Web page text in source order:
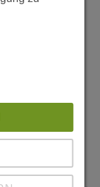
Sprache,
Erfahrung in
von